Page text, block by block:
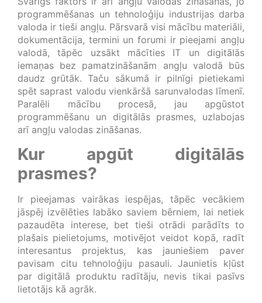
programmēšanas un tehnoloģiju industrijas darba
valoda ir tieši angļu. Pārsvarā visi mācību materiāli,
dokumentācija, termini un forumi ir pieejami angļu
valodā, tāpēc uzsākt mācīties IT un digitālās
iemaņas bez pamatzināšanām angļu valodā būs
daudz grūtāk. Taču sākumā ir pilnīgi pietiekami
spēt saprast valodu vienkāršā sarunvalodas līmenī.
Paralēli mācību procesā, jau apgūstot
programmēšanu un digitālās prasmes, uzlabojas
arī angļu valodas zināšanas.
Kur apgūt digitālās
prasmes?
Ir pieejamas vairākas iespējas, tāpēc vecākiem
jāspēj izvēlēties labāko saviem bērniem, lai netiek
pazaudēta interese, bet tieši otrādi parādīts to
plašais pielietojums, motivējot veidot kopā, radīt
interesantus projektus, kas jauniešiem paver
pavisam citu tehnoloģiju pasauli. Jaunietis kļūst
par digitālā produktu radītāju, nevis tikai pasīvs
lietotājs kā agrāk.